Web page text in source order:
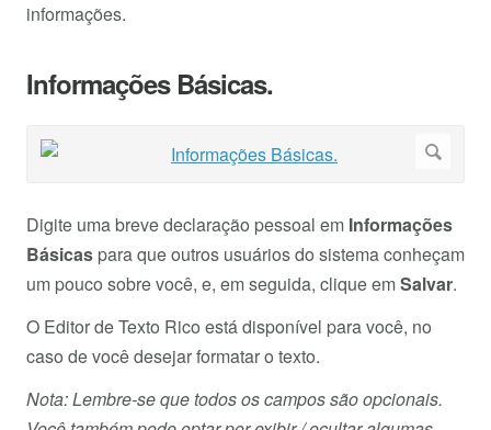
informações.
Informações Básicas.
Digite uma breve declaração pessoal em Informações
Básicas para que outros usuários do sistema conheçam
um pouco sobre você, e, em seguida, clique emSalvar.
O Editor de Texto Rico está disponível para você, no
caso de você desejar formatar o texto.
Nota: Lembre-se que todos os campos são opcionais.